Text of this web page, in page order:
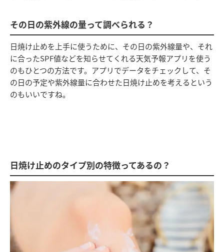
その日の紫外線の量って調べられる？
日焼け止めを上手に使うために、その日の紫外線量や、それ
に合ったSPF値などを知らせてくれる天気予報アプリを使う
のもひとつの方法です。アプリでデータをチェックして、そ
の日の予定や紫外線量に合わせた日焼け止めを考えるという
のもいいですね。
日焼け止めのタイプ別の特徴ってあるの？